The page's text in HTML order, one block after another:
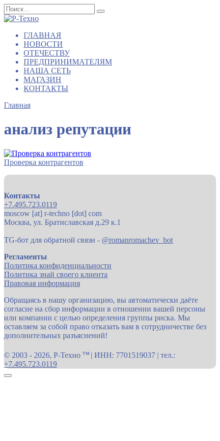
Перейти
к
Search
for:
ГЛАВНАЯ
НОВОСТИ
ОТЕЧЕСТВУ
ПРЕДПРИНИМАТЕЛЯМ
НАША СЕТЬ
МАГАЗИН
КОНТАКТЫ
Главная
анализ репутации
Проверка контрагентов
Контакты
+7.495.723.0119
moscow [at] r-techno [dot] com
Москва, ул. Братиславская д.29 к.1
TG-бот для обратной связи - @romanromachev_bot
Регламенты
Политика конфиденциальности
Политика знай своего клиента
Правовая информация
Обращаясь в нашу организацию, вы автоматически даёте
согласие на сбор информации в отношении вашей персоны
или компании с целью определения группы риска. Мы
оставляем за собой право отказать вам в сотрудничестве без
дополнительных разъяснений!
© 2003 - 2026, Р-Техно тм | ИНН: 7701519037 | тел.:
+7.495.723.0119